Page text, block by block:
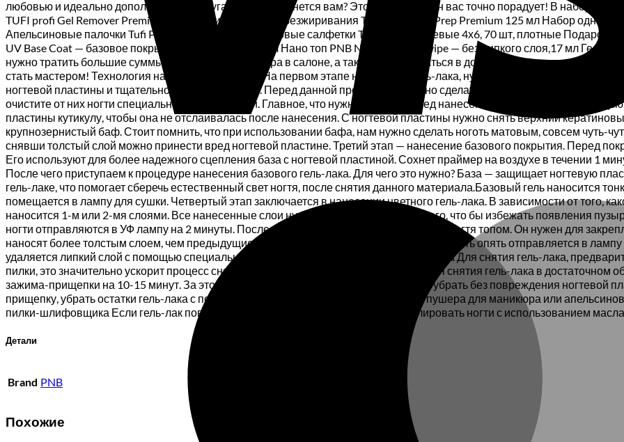
любовью и идеально дополняют друг друга. Какой достанется вам? Это сюрприз! И он вас точно порадует! В набор для
TUFI profi Gel Remover Premium 125 мл Жидкость для обезжиривания TUFI profi Nail Prep Premium 125 мл Набор
Апельсиновые палочки Tufi Profi 11 см 12 шт Безворсовые салфетки TUFI Profi тканевые 4х6, 70 шт, плотные
UV Base Coat — базовое покрытие для гель-лака, 8 мл Нано топ PNB NANO Top No wipe — без липкого слоя,17 мл Гель-
нужно тратить большие суммы на создание маникюра в салоне, а также выстраиваться в долгие очереди к мастеру,
стать мастером! Технология нанесения гель-лака На первом этапе нанесения гель-лака, нужно предать ногтю
ногтевой пластины и тщательно очистить от пыли. Перед данной процедурой можно сделать маникюр, если в процессе
очистите от них ногти специальными средствами. Главное, что нужно сделать перед нанесением гель-лака — с
пластины кутикулу, чтобы она не отслаивалась после нанесения. С ногтевой пластины нужно снять верхний
крупнозернистый баф. Стоит помнить, что при использовании бафа, нам нужно сделать ноготь матовым, совсем чуть-
снявши толстый слой можно принести вред ногтевой пластине. Третий этап — нанесение базового покрытия. Перед
Его используют для более надежного сцепления база с ногтевой пластиной. Сохнет праймер на воздухе в течении 1
После чего приступаем к процедуре нанесения базового гель-лака. Для чего это нужно? База — защищает ногтевую
гель-лаке, что помогает сберечь естественный свет ногтя, после снятия данного материала.Базовый гель наносится
помещается в лампу для сушки. Четвертый этап заключается в нанесении цветного гель-лака. В зависимости от того,
наносится 1-м или 2-мя слоями. Все нанесенные слои нужно делать тонкими, для того, что бы избежать появления
ногти отправляются в УФ лампу на 2 минуты. Последний этап заключается в покрытии ногтя топом. Он нужен для
наносят более толстым слоем, чем предыдущие средства. После его использования ноготь опять отправляется в
удаляется липкий слой с помощью специальной жидкости. Технология снятия гель-лака Для снятия гель-лака,
пилки, это значительно ускорит процесс снятия. На ватный диск нанести средство для снятия гель-лака в
зажима-прищепки на 10-15 минут. За это время гель-лак отойдет и его можно будет убрать без повреждения ногтевой
прищепку, убрать остатки гель-лака с поверхности ногтевой пластины с помощью пушера для маникюра или
пилки-шлифовщика Если гель-лак повторно наноситься не будет, то можно заполировать ногти с использованием
Детали
Brand PNB
Похожие